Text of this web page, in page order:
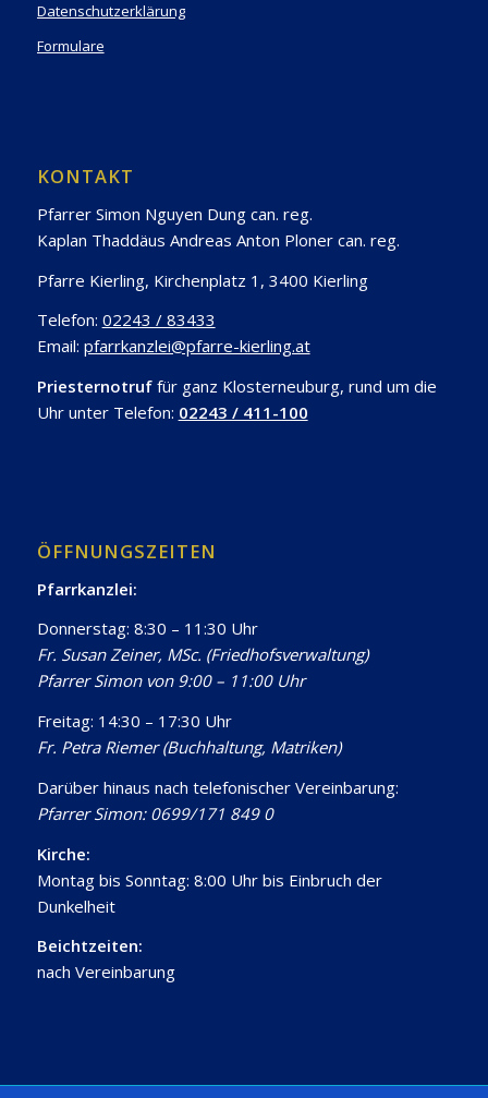
Datenschutzerklärung
Formulare
KONTAKT
Pfarrer Simon Nguyen Dung can. reg.
Kaplan Thaddäus Andreas Anton Ploner can. reg.
Pfarre Kierling, Kirchenplatz 1, 3400 Kierling
Telefon: 02243 / 83433
Email: pfarrkanzlei@pfarre-kierling.at
Priesternotruf für ganz Klosterneuburg, rund um die
Uhr unter Telefon: 02243 / 411-100
ÖFFNUNGSZEITEN
Pfarrkanzlei:
Donnerstag: 8:30 – 11:30 Uhr
Fr. Susan Zeiner, MSc. (Friedhofsverwaltung)
Pfarrer Simon von 9:00 – 11:00 Uhr
Freitag: 14:30 – 17:30 Uhr
Fr. Petra Riemer (Buchhaltung, Matriken)
Darüber hinaus nach telefonischer Vereinbarung:
Pfarrer Simon: 0699/171 849 0
Kirche:
Montag bis Sonntag: 8:00 Uhr bis Einbruch der
Dunkelheit
Beichtzeiten:
nach Vereinbarung